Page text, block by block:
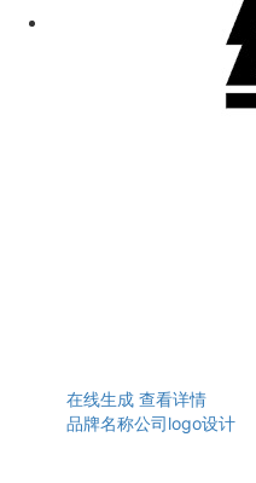
在线生成 查看详情
品牌名称公司logo设计